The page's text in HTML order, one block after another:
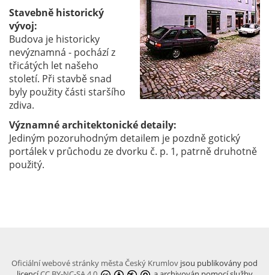
Stavebně historický
vývoj:
Budova je historicky
nevýznamná - pochází z
třicátých let našeho
století. Při stavbě snad
byly použity části staršího
zdiva.
Významné architektonické detaily:
Jediným pozoruhodným detailem je pozdně gotický
portálek v průchodu ze dvorku č. p. 1, patrně druhotně
použitý.
Oficiální webové stránky města Český Krumlov jsou publikovány pod